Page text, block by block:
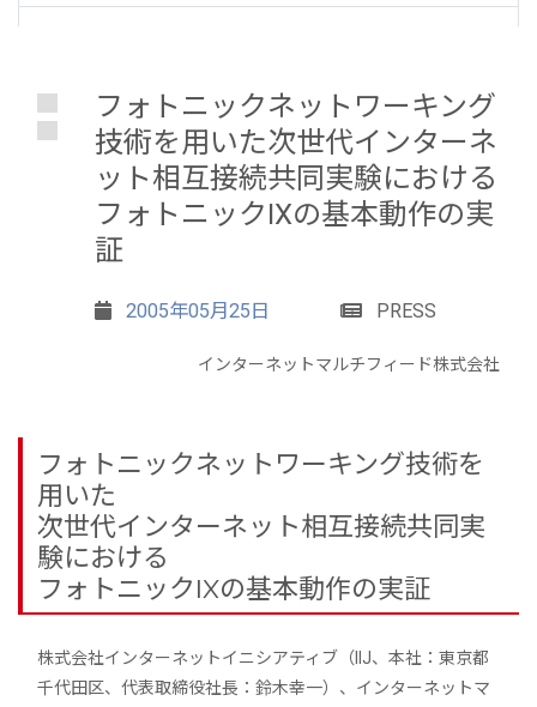
フォトニックネットワーキング
技術を用いた次世代インターネ
ット相互接続共同実験における
フォトニックIXの基本動作の実
証
2005年05月25日 PRESS
インターネットマルチフィード株式会社
フォトニックネットワーキング技術を
用いた
次世代インターネット相互接続共同実
験における
フォトニックIXの基本動作の実証
株式会社インターネットイニシアティブ（IIJ、本社：東京都
千代田区、代表取締役社長：鈴木幸一）、インターネットマ